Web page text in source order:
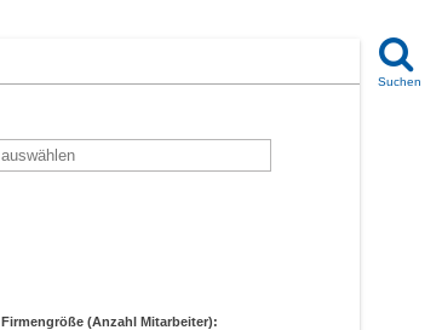
Firmengröße (Anzahl Mitarbeiter):